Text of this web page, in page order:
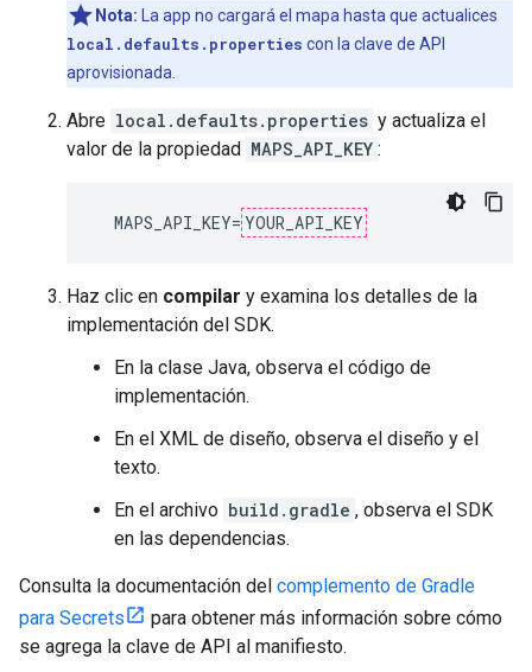
Nota: La app no cargará el mapa hasta que actualices
local.defaults.properties con la clave de API
aprovisionada.
Abre local.defaults.properties y actualiza el
valor de la propiedad MAPS_API_KEY :
  MAPS_API_KEY=
YOUR_API_KEY
Haz clic en compilar y examina los detalles de la
implementación del SDK.
En la clase Java, observa el código de
implementación.
En el XML de diseño, observa el diseño y el
texto.
En el archivo build.gradle , observa el SDK
en las dependencias.
Consulta la documentación del complemento de Gradle
para Secrets
para obtener más información sobre cómo
se agrega la clave de API al manifiesto.